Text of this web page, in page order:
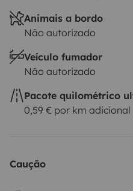
Animais a bordo
Não autorizado
Veículo fumador
Não autorizado
Pacote quilométrico
0,59 € por km adicional
Caução